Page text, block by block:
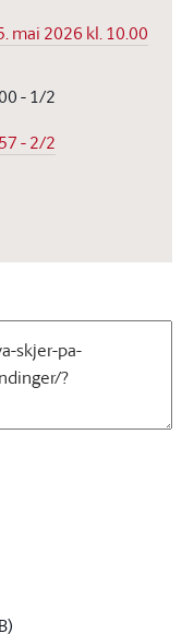
mai 2026 kl. 10.00
- 1/2
- 2/2